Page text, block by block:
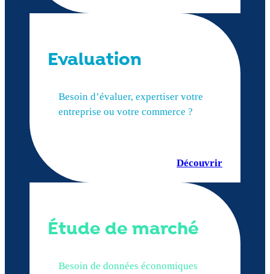
Evaluation
Besoin d’évaluer, expertiser votre
entreprise ou votre commerce ?
Découvrir
Étude de marché
Besoin de données économiques